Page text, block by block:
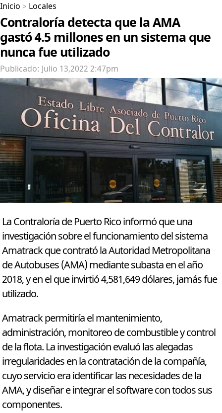
Inicio > Locales
Contraloría detecta que la AMA
gastó 4.5 millones en un sistema que
nunca fue utilizado
Publicado: Julio 13,2022 2:47pm
La Contraloría de Puerto Rico informó que una
investigación sobre el funcionamiento del sistema
Amatrack que contrató la Autoridad Metropolitana
de Autobuses (AMA) mediante subasta en el año
2018, y en el que invirtió 4,581,649 dólares, jamás fue
utilizado.
Amatrack permitiría el mantenimiento,
administración, monitoreo de combustible y control
de la flota. La investigación evaluó las alegadas
irregularidades en la contratación de la compañía,
cuyo servicio era identificar las necesidades de la
AMA, y diseñar e integrar el software con todos sus
componentes.